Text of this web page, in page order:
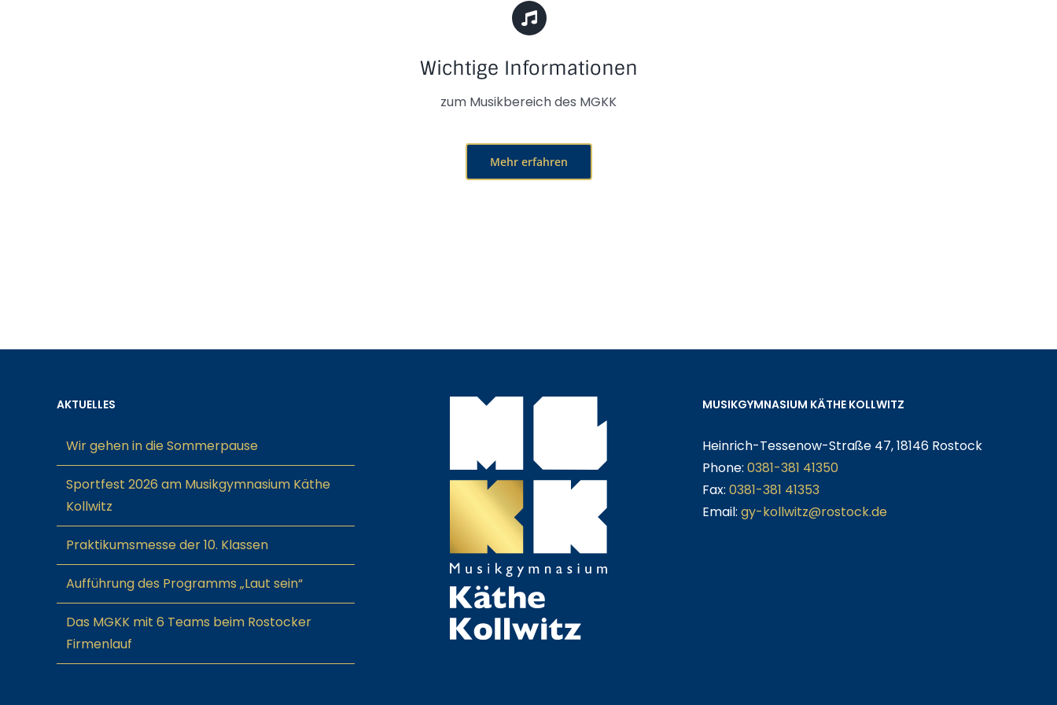
Wichtige Informationen
zum Musikbereich des MGKK
Mehr erfahren
AKTUELLES
Wir gehen in die Sommerpause
Sportfest 2026 am Musikgymnasium Käthe
Kollwitz
Praktikumsmesse der 10. Klassen
Aufführung des Programms „Laut sein“
Das MGKK mit 6 Teams beim Rostocker
Firmenlauf
MUSIKGYMNASIUM KÄTHE KOLLWITZ
Heinrich-Tessenow-Straße 47, 18146 Rostock
Phone:0381-381 41350
Fax:0381-381 41353
Email:gy-kollwitz@rostock.de